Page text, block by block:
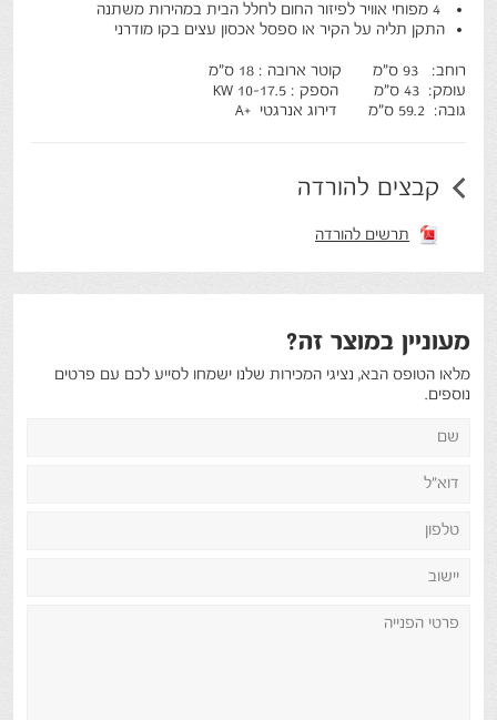
התקן תליה על הקיר או ספסל אכסון עצים בקו מודרני
רוחב: 93 ס"מ קוטר ארובה : 18 ס"מ
עומק: 43 ס"מ הספק : 10-17.5 KW
גובה: 59.2 ס"מ דירוג אנרגטי +A
קבצים להורדה
תרשים להורדה
מעוניין במוצר זה?
מלאו הטופס הבא, נציגי המכירות שלנו ישמחו לסייע לכם עם פרטים
נוספים.